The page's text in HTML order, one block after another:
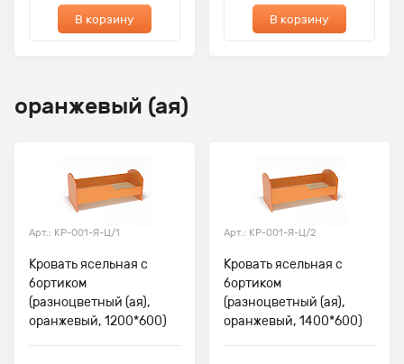
В корзину В корзину
оранжевый (ая)
Арт.: КР-001-Я-Ц/1
Кровать ясельная с
бортиком
(разноцветный (ая),
оранжевый, 1200*600)
Арт.: КР-001-Я-Ц/2
Кровать ясельная с
бортиком
(разноцветный (ая),
оранжевый, 1400*600)